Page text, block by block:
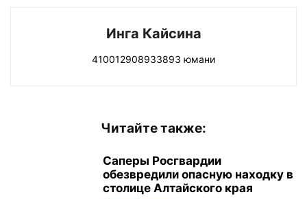
Инга Кайсина
410012908933893 юмани
Читайте также:
Саперы Росгвардии
обезвредили опасную находку в
столице Алтайского края